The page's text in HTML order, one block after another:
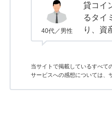
40代／男性
貸コイ
るタイ
り、資
当サイトで掲載しているすべて
サービスへの感想については、